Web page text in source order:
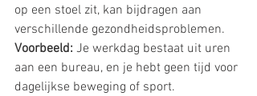
op een stoel zit, kan bijdragen aan
verschillende gezondheidsproblemen.
Voorbeeld: Je werkdag bestaat uit uren
aan een bureau, en je hebt geen tijd voor
dagelijkse beweging of sport.